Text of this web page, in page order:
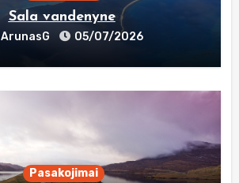
Sala vandenyne
ArunasG 05/07/2026
Pasakojimai